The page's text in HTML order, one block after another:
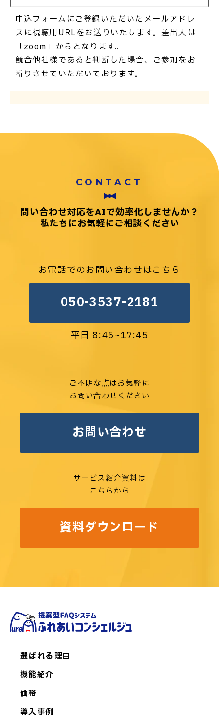
申込フォームにご登録いただいたメールアドレ
スに視聴用URLをお送りいたします。差出人は
「zoom」からとなります。
競合他社様であると判断した場合、ご参加をお
断りさせていただいております。
CONTACT
問い合わせ対応をAIで効率化しませんか？
私たちにお気軽にご相談ください
お電話でのお問い合わせはこちら
050-3537-2181
平日 8:45~17:45
ご不明な点はお気軽に
お問い合わせください
お問い合わせ
サービス紹介資料は
こちらから
資料ダウンロード
選ばれる理由
機能紹介
価格
導入事例